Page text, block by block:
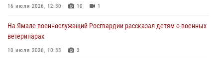
праздником
Сотрудники СОБР «Варк» повышают боевое мастерство на Ямале
30 июля 2026, 09:34 1
16 июля 2026, 12:30 10 1
На Ямале военнослужащий Росгвардии рассказал детям о военных
ветеринарах
10 июля 2026, 10:33 3